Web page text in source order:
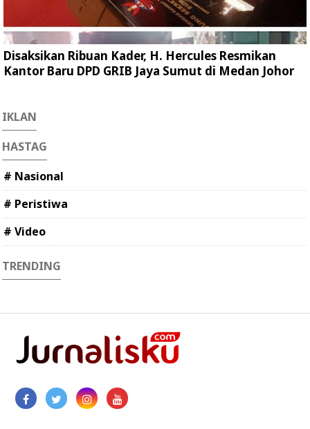
Disaksikan Ribuan Kader, H. Hercules Resmikan
Kantor Baru DPD GRIB Jaya Sumut di Medan Johor
IKLAN
HASTAG
# Nasional
# Peristiwa
# Video
TRENDING